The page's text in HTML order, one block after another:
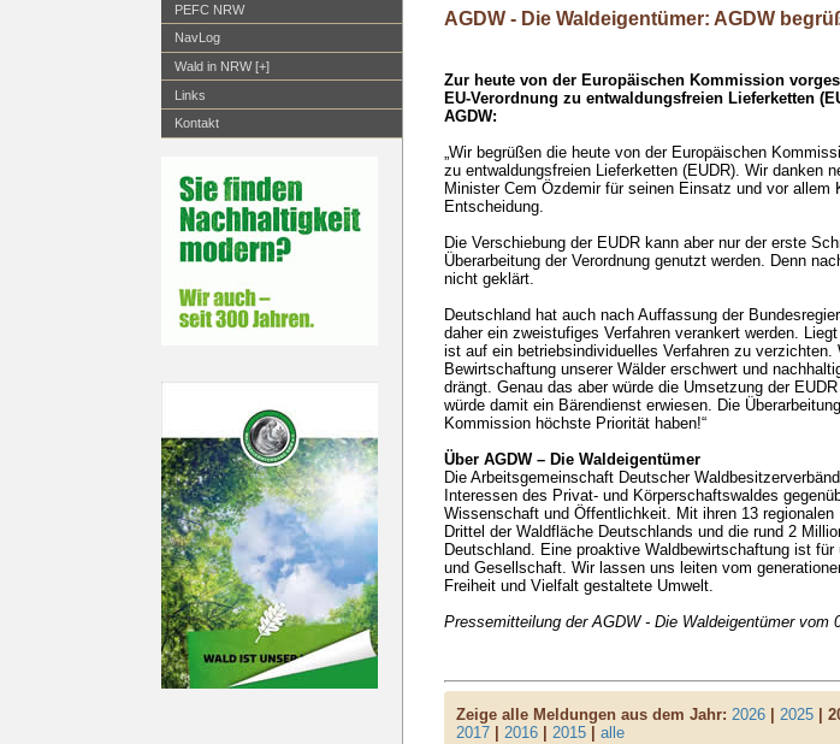
PEFC NRW
NavLog
Wald in NRW [+]
Links
Kontakt
AGDW - Die Waldeigentümer: AGDW
Zur heute von der Europäischen Kommission
EU-Verordnung zu entwaldungsfreien Lieferketten
AGDW:
„Wir begrüßen die heute von der Europäischen
zu entwaldungsfreien Lieferketten (EUDR). Wir danken
Minister Cem Özdemir für seinen Einsatz und vor
Entscheidung.
Die Verschiebung der EUDR kann aber nur der erste
Überarbeitung der Verordnung genutzt werden. Denn
nicht geklärt.
Deutschland hat auch nach Auffassung der
daher ein zweistufiges Verfahren verankert werden.
ist auf ein betriebsindividuelles Verfahren zu
Bewirtschaftung unserer Wälder erschwert und
drängt. Genau das aber würde die Umsetzung der
würde damit ein Bärendienst erwiesen. Die
Kommission höchste Priorität haben!“
Über AGDW – Die Waldeigentümer
Die Arbeitsgemeinschaft Deutscher
Interessen des Privat- und Körperschaftswaldes
Wissenschaft und Öffentlichkeit. Mit ihren 13
Drittel der Waldfläche Deutschlands und die rund 2
Deutschland. Eine proaktive Waldbewirtschaftung ist
und Gesellschaft. Wir lassen uns leiten vom
Freiheit und Vielfalt gestaltete Umwelt.
Pressemitteilung der AGDW - Die Waldeigentümer vom
Zeige alle Meldungen aus dem Jahr: 2026| 2025|
2017| 2016| 2015| alle